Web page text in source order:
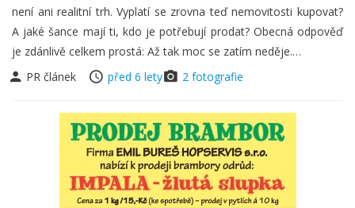
není ani realitní trh. Vyplatí se zrovna teď nemovitosti kupovat?
A jaké šance mají ti, kdo je potřebují prodat? Obecná odpověď
je zdánlivě celkem prostá: Až tak moc se zatím neděje.…
PR článek
před 6 lety 2 fotografie